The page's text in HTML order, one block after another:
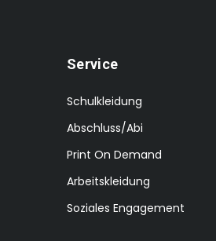
Service
Schulkleidung
Abschluss/Abi
Print On Demand
Arbeitskleidung
Soziales Engagement